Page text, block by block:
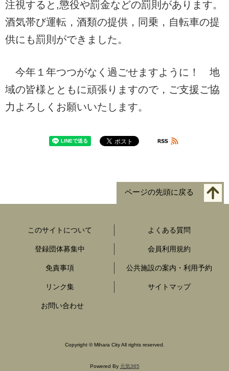
注視すると,懲役や罰金などの罰則があります。
酒気帯び運転，酒類の提供，同乗，自転車の提
供にも罰則ができました。
今年１年つつがなく過ごせますように！ 地
域の皆様とともに頑張りますので，ご支援ご協
力よろしくお願いいたします。
ページの先頭に戻る
このサイトについて よくある質問
登録団体募集中 会員利用規約
免責事項 公共施設の案内・利用予約
リンク集 サイトマップ
お問い合わせ
Copyright ©Mihara City All rights reserved.
Powered By 元気365